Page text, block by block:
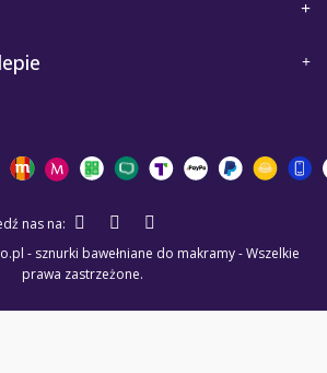
- sznurki bawełniane do makramy - Wszelkie
prawa zastrzeżone.
nas na: